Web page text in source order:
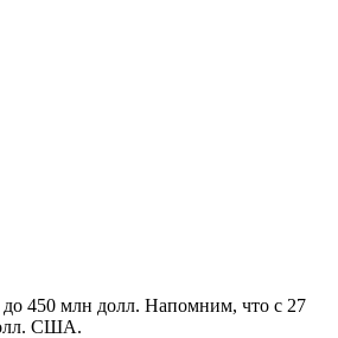
до 450 млн долл. Напомним, что с 27
США.